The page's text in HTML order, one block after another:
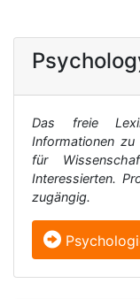
Das freie
Informationen
für
Interessierten.
zugängig.